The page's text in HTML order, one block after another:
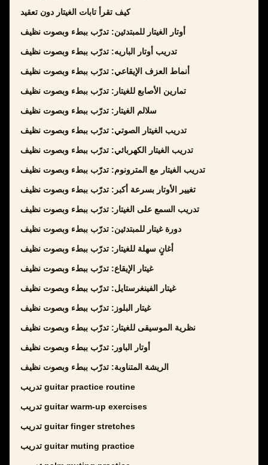
كيف تقرأ تابات الغيتار دون تعقيد
أوتار الغيتار للمبتدئين: تدرّب ببطء وبصوت نظيف
تدريب أوتار الباريه: تدرّب ببطء وبصوت نظيف
أنماط العزف الإيقاعي: تدرّب ببطء وبصوت نظيف
تمارين الأصابع للغيتار: تدرّب ببطء وبصوت نظيف
سلالم الغيتار: تدرّب ببطء وبصوت نظيف
تدريب الغيتار الصوتي: تدرّب ببطء وبصوت نظيف
تدريب الغيتار الكهربائي: تدرّب ببطء وبصوت نظيف
تدريب الغيتار مع المترونوم: تدرّب ببطء وبصوت نظيف
تغيير الأوتار بسرعة أكبر: تدرّب ببطء وبصوت نظيف
تدريب السمع على الغيتار: تدرّب ببطء وبصوت نظيف
دورة غيتار للمبتدئين: تدرّب ببطء وبصوت نظيف
أغانٍ سهلة للغيتار: تدرّب ببطء وبصوت نظيف
غيتار الإيقاع: تدرّب ببطء وبصوت نظيف
غيتار الفينغرستايل: تدرّب ببطء وبصوت نظيف
غيتار البلوز: تدرّب ببطء وبصوت نظيف
نظرية الموسيقى للغيتار: تدرّب ببطء وبصوت نظيف
أوتار الباور: تدرّب ببطء وبصوت نظيف
الريشة المتناوبة: تدرّب ببطء وبصوت نظيف
تدريب guitar practice routine
تدريب guitar warm-up exercises
تدريب guitar finger stretches
تدريب guitar muting practice